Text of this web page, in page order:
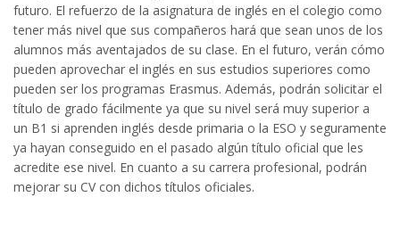
futuro. El refuerzo de la asignatura de inglés en el colegio como
tener más nivel que sus compañeros hará que sean unos de los
alumnos más aventajados de su clase. En el futuro, verán cómo
pueden aprovechar el inglés en sus estudios superiores como
pueden ser los programas Erasmus. Además, podrán solicitar el
título de grado fácilmente ya que su nivel será muy superior a
un B1 si aprenden inglés desde primaria o la ESO y seguramente
ya hayan conseguido en el pasado algún título oficial que les
acredite ese nivel. En cuanto a su carrera profesional, podrán
mejorar su CV con dichos títulos oficiales.